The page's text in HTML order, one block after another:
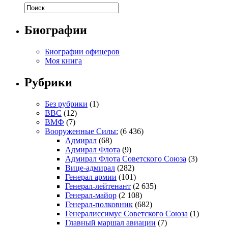
Биографии
Биографии офицеров
Моя книга
Рубрики
Без рубрики (1)
ВВС (12)
ВМФ (7)
Вооруженные Силы: (6 436)
Адмирал (68)
Адмирал Флота (9)
Адмирал Флота Советского Союза (3)
Вице-адмирал (282)
Генерал армии (101)
Генерал-лейтенант (2 635)
Генерал-майор (2 108)
Генерал-полковник (682)
Генералиссимус Советского Союза (1)
Главный маршал авиации (7)